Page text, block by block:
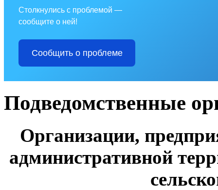
Столкнулись с проблемой —
сообщите о ней!
Сообщить о проблеме
Подведомственные
Организации,
административной